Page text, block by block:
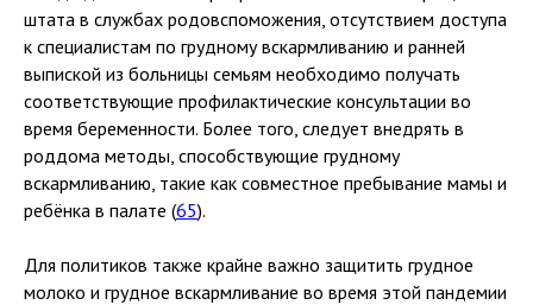
штата в службах родовспоможения, отсутствием доступа
к специалистам по грудному вскармливанию и ранней
выпиской из больницы семьям необходимо получать
соответствующие профилактические консультации во
время беременности. Более того, следует внедрять в
роддома методы, способствующие грудному
вскармливанию, такие как совместное пребывание мамы и
ребёнка в палате (65).
Для политиков также крайне важно защитить грудное
молоко и грудное вскармливание во время этой пандемии